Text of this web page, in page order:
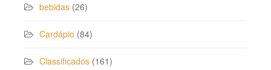
bebidas (26)
Cardápio (84)
Classificados (161)